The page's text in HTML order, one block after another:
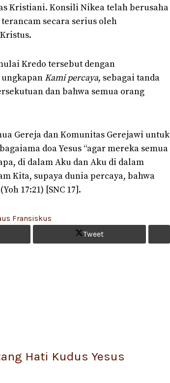
Kristiani. Konsili Nikea telah berusaha
secara serius oleh
Kredo tersebut dengan
Kami percaya, sebagai tanda
dan bahwa semua orang
Gereja dan Komunitas Gerejawi untuk
doa Yesus “agar mereka semua
di dalam Aku dan Aku di dalam
Kita, supaya dunia percaya, bahwa
17:21) [SNC 17].
Fransiskus
Tweet
Hati Kudus Yesus